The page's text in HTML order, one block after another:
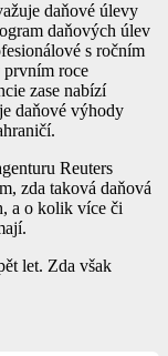
daňové úlevy
daňových úlev
s ročním
prvním roce
zase nabízí
daňové výhody
Reuters
zda taková daňová
a o kolik více či
let. Zda však